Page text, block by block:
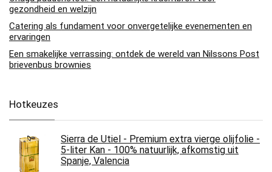
gezondheid en welzijn
Catering als fundament voor onvergetelijke evenementen en
ervaringen
Een smakelijke verrassing: ontdek de wereld van Nilssons Post
brievenbus brownies
Hotkeuzes
Sierra de Utiel - Premium extra vierge olijfolie -
5-liter Kan - 100% natuurlijk, afkomstig uit
Spanje, Valencia